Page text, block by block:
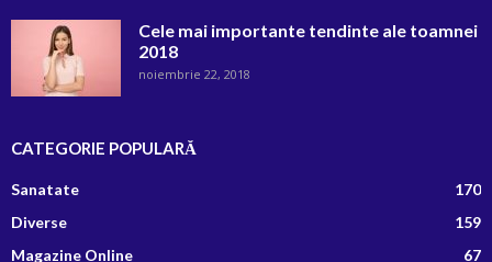
Cele mai importante tendinte ale toamnei
2018
noiembrie 22, 2018
CATEGORIE POPULARĂ
Sanatate
170
Diverse
159
Magazine Online
67